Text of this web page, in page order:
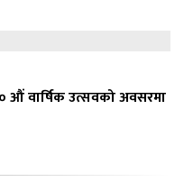
औं वार्षिक उत्सवको अवसरमा